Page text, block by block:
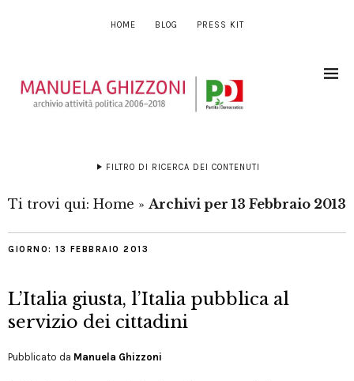
HOME BLOG PRESS KIT
FILTRO DI RICERCA DEI CONTENUTI
Ti trovi qui: Home » Archivi per 13 Febbraio 2013
GIORNO: 13 FEBBRAIO 2013
L’Italia giusta, l’Italia pubblica al
servizio dei cittadini
Pubblicato da Manuela Ghizzoni